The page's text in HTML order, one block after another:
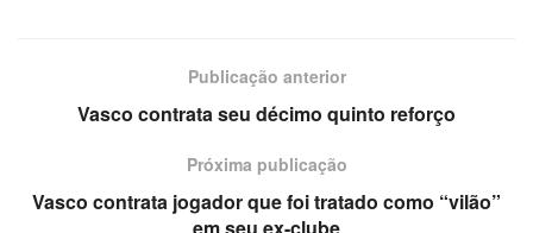
Publicação anterior
Vasco contrata seu décimo quinto reforço
Próxima publicação
Vasco contrata jogador que foi tratado como “vilão”
em seu ex-clube